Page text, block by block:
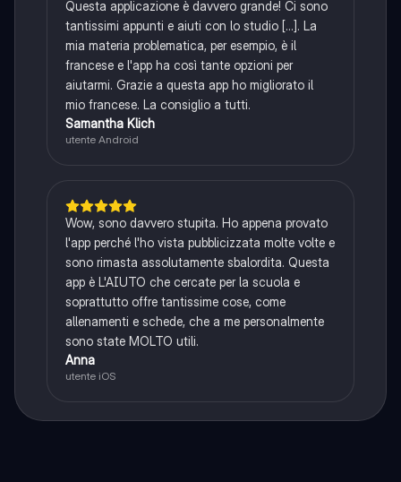
Questa applicazione è davvero grande! Ci sono
tantissimi appunti e aiuti con lo studio [...]. La
mia materia problematica, per esempio, è il
francese e l'app ha così tante opzioni per
aiutarmi. Grazie a questa app ho migliorato il
mio francese. La consiglio a tutti.
Samantha Klich
utente Android
Wow, sono davvero stupita. Ho appena provato
l'app perché l'ho vista pubblicizzata molte volte e
sono rimasta assolutamente sbalordita. Questa
app è L'AIUTO che cercate per la scuola e
soprattutto offre tantissime cose, come
allenamenti e schede, che a me personalmente
sono state MOLTO utili.
Anna
utente iOS